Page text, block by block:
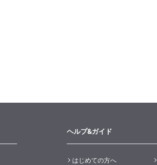
ヘルプ&ガイド
はじめての方へ